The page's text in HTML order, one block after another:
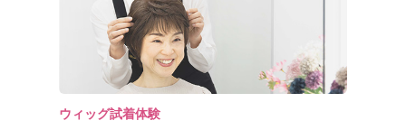
ウィッグ試着体験